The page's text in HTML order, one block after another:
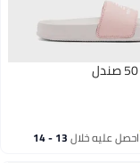
احصل عليه خلال 13 - 14